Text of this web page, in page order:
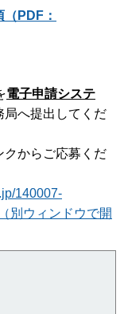
PDF：
電子申請システ
局へ提出してくだ
クからご応募くだ
140007-
別ウィンドウで開